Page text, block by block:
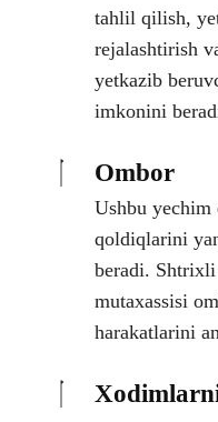
tahlil qilish,
rejalashtirish
yetkazib
imkonini
Ombor
Ushbu
qoldiqlarini
beradi.
mutaxassisi
harakatlarini